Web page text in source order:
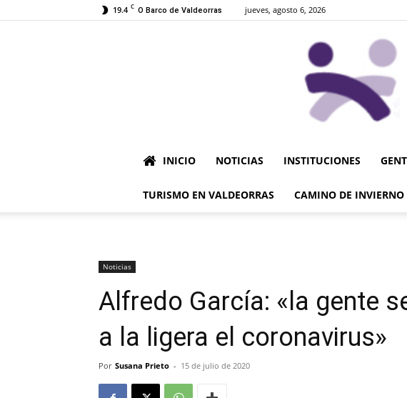
19.4 C O Barco de Valdeorras jueves, agosto 6, 2026
INICIO NOTICIAS INSTITUCIONES
TURISMO EN VALDEORRAS CAMINO DE INVIERNO
Noticias
Alfredo García: «la gente
a la ligera el coronavirus»
Por Susana Prieto - 15 de julio de 2020